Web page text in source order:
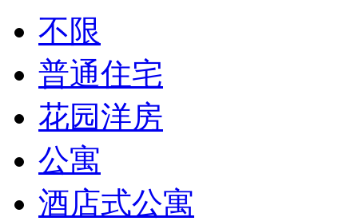
不限
普通住宅
花园洋房
公寓
酒店式公寓